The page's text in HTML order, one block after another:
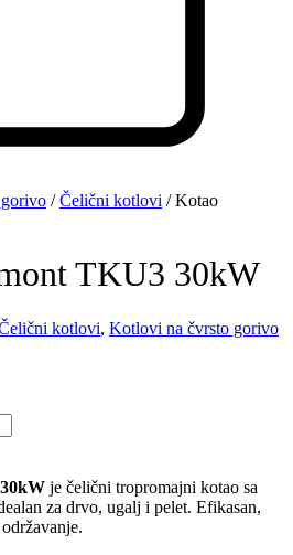
/Čelični kotlovi / Kotao
TKU3 30kW
kotlovi, Kotlovi na čvrsto gorivo
je čelični tropromajni kotao sa
za drvo, ugalj i pelet. Efikasan,